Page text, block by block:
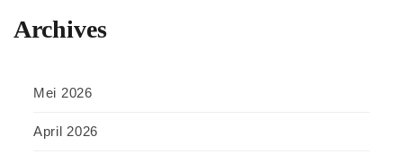
Archives
Mei 2026
April 2026